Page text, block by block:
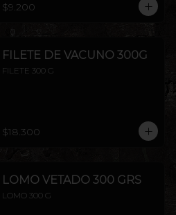
$9.200
FILETE DE VACUNO 300G
FILETE 300 G
$18.300
LOMO VETADO 300 GRS
LOMO 300 G